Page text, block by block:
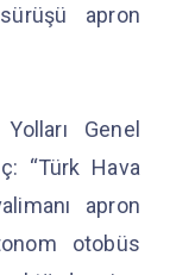
apron
Genel
“Türk Hava
apron
otobüs